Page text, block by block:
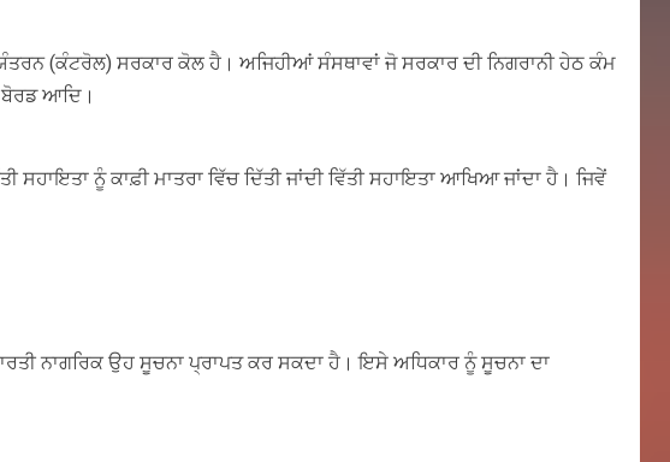
(ਕੰਟਰੋਲ) ਸਰਕਾਰ ਕੋਲ ਹੈ। ਅਜਿਹੀਆਂ ਸੰਸਥਾਵਾਂ ਜੋ ਸਰਕਾਰ ਦੀ ਨਿਗਰਾਨੀ ਹੇਠ ਕੰਮ
ਆਦਿ।
ਨੂੰ ਕਾਫ਼ੀ ਮਾਤਰਾ ਵਿੱਚ ਦਿੱਤੀ ਜਾਂਦੀ ਵਿੱਤੀ ਸਹਾਇਤਾ ਆਖਿਆ ਜਾਂਦਾ ਹੈ। ਜਿਵੇਂ
ਨਾਗਰਿਕ ਉਹ ਸੂਚਨਾ ਪ੍ਰਾਪਤ ਕਰ ਸਕਦਾ ਹੈ। ਇਸੇ ਅਧਿਕਾਰ ਨੂੰ ਸੂਚਨਾ ਦਾ